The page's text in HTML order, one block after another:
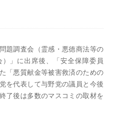
題調査会（霊感・悪徳商法等の
」に出席後、「安全保障委員
「悪質献金等被害救済のための
を代表して与野党の議員と今後
了後は多数のマスコミの取材を